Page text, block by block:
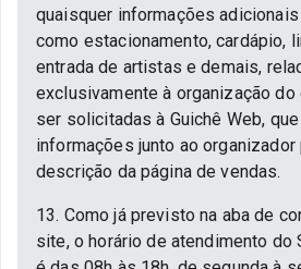
quaisquer informações
como estacionamento, cardápio,
entrada de artistas e demais,
exclusivamente à organização do
ser solicitadas à Guichê Web,
informações junto ao organizador
descrição da página de vendas.
13. Como já previsto na aba de
site, o horário de atendimento do